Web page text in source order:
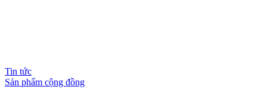
Tin tức
Sản phẩm cộng đồng